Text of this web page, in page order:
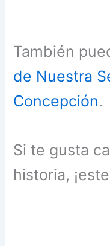
También
de Nuestra
Concepción.
Si te gusta
historia,